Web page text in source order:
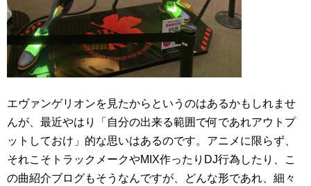
エヴァンゲリオンを見たからというのはあるかもしれませ
んが、最近やはり「自分の出来る範囲で何であれアウトプ
ットしておけ」的な思いはあるのです。アニメに限らず、
それこそトラックメークやMIX作ったりDJ行為したり、こ
の曲紹介ブログもそうなんですが、どんな形であれ、細々